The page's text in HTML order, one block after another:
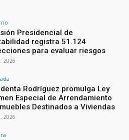
Presidencial de
registra 51.124
para evaluar riesgos
2026
Rodríguez promulga Ley
Especial de Arrendamiento
Destinados a Viviendas
2026